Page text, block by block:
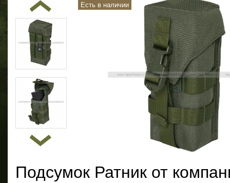
Есть в наличии
Подсумок Ратник от